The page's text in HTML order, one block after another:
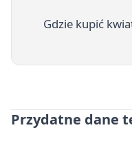
Gdzie kupić
Przydatne dane